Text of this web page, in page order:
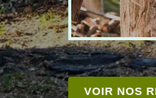
VOIR NOS